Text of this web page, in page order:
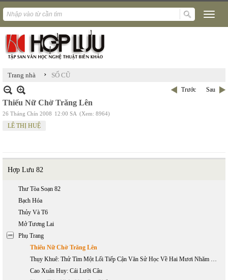
Trang nhà › SỐ CŨ
Trước Sau
Thiếu Nữ Chờ Trăng Lên
26 Tháng Chín 2008 12:00 SA (Xem: 8964)
LÊ THỊ HUỆ
Hợp Lưu 82
Thư Tòa Soạn 82
Bạch Hóa
Thủy Và T6
Mở Tương Lai
Phụ Trang
Thiếu Nữ Chờ Trăng Lên
Thụy Khuê: Thử Tìm Một Lối Tiếp Cận Văn Sử Học Về Hai Mươi Nhăm Năm Văn Học Việt Nam Hải Ngoại 1975-2000
Cao Xuân Huy: Cái Lưỡi Câu